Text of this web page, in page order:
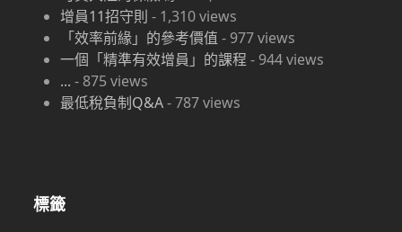
增員11招守則 - 1,310views
「效率前緣」的參考價值 - 977views
一個「精準有效增員」的課程 - 944views
... - 875views
最低稅負制Q&A-787views
標籤